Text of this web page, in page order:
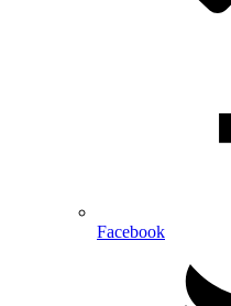
Facebook